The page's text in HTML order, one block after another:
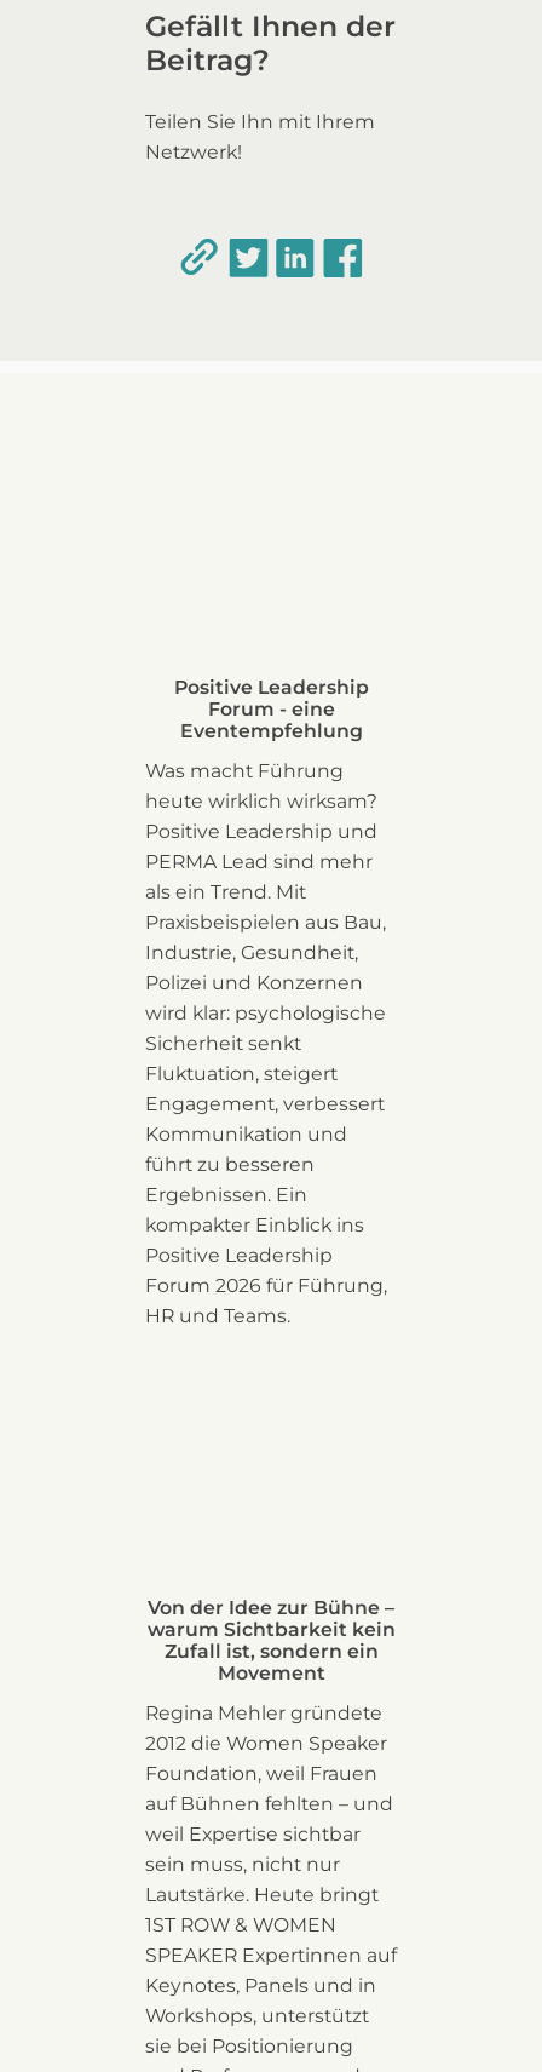
Gefällt Ihnen der
Beitrag?
Teilen Sie Ihn mit Ihrem
Netzwerk!
Positive Leadership
Forum - eine
Eventempfehlung
Was macht Führung
heute wirklich wirksam?
Positive Leadership und
PERMA Lead sind mehr
als ein Trend. Mit
Praxisbeispielen aus Bau,
Industrie, Gesundheit,
Polizei und Konzernen
wird klar: psychologische
Sicherheit senkt
Fluktuation, steigert
Engagement, verbessert
Kommunikation und
führt zu besseren
Ergebnissen. Ein
kompakter Einblick ins
Positive Leadership
Forum 2026 für Führung,
HR und Teams.
Von der Idee zur Bühne –
warum Sichtbarkeit kein
Zufall ist, sondern ein
Movement
Regina Mehler gründete
2012 die Women Speaker
Foundation, weil Frauen
auf Bühnen fehlten – und
weil Expertise sichtbar
sein muss, nicht nur
Lautstärke. Heute bringt
1ST ROW & WOMEN
SPEAKER Expertinnen auf
Keynotes, Panels und in
Workshops, unterstützt
sie bei Positionierung